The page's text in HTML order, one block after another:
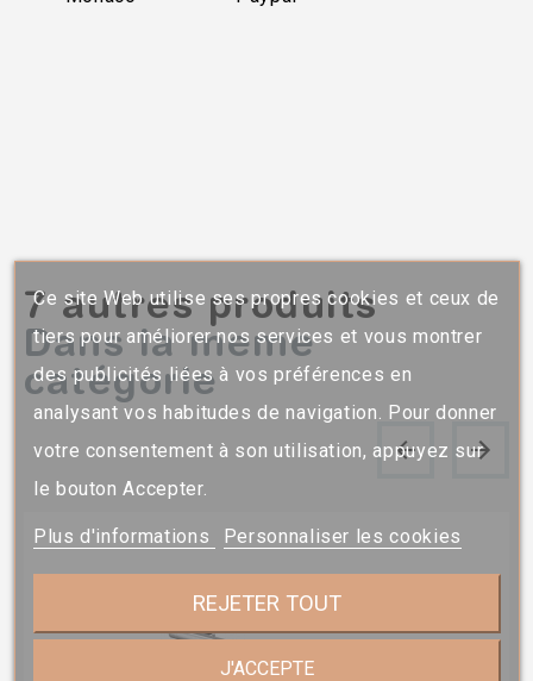
Ce site Web utilise ses propres cookies et ceux de
tiers pour améliorer nos services et vous montrer
des publicités liées à vos préférences en
analysant vos habitudes de navigation. Pour donner
votre consentement à son utilisation, appuyez sur
le bouton Accepter.
Plus d'informations Personnaliser les cookies
REJETER TOUT
J'ACCEPTE
7 autres produits
Dans la meme
catégorie